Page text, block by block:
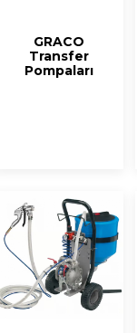
GRACO
Transfer
Pompaları